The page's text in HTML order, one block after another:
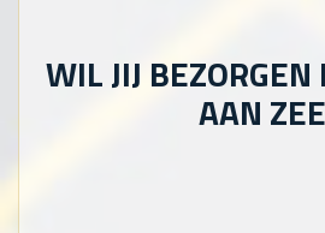
WIL JIJ
AAN